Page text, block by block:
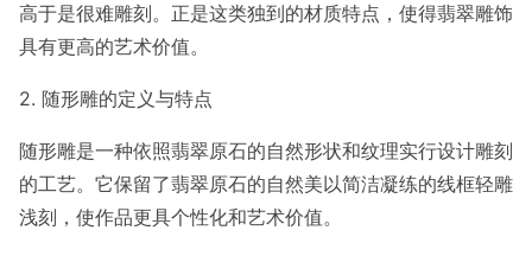
高于是很难雕刻。正是这类独到的材质特点，使得翡翠雕饰
具有更高的艺术价值。
2. 随形雕的定义与特点
随形雕是一种依照翡翠原石的自然形状和纹理实行设计雕刻
的工艺。它保留了翡翠原石的自然美以简洁凝练的线框轻雕
浅刻，使作品更具个性化和艺术价值。